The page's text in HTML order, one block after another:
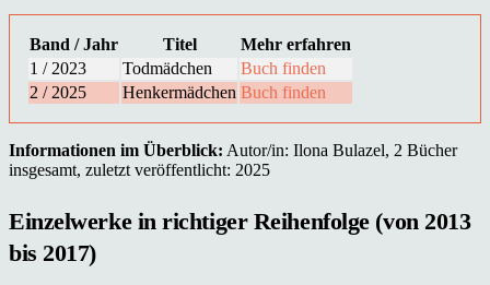
Band / Jahr Titel
Mehr erfahren
1 / 2023
Todmädchen
Buch finden
2 / 2025
Henkermädchen Buch finden
Informationen im Überblick: Autor/in: Ilona Bulazel, 2 Bücher
insgesamt, zuletzt veröffentlicht: 2025
Einzelwerke in richtiger Reihenfolge (von 2013
bis 2017)